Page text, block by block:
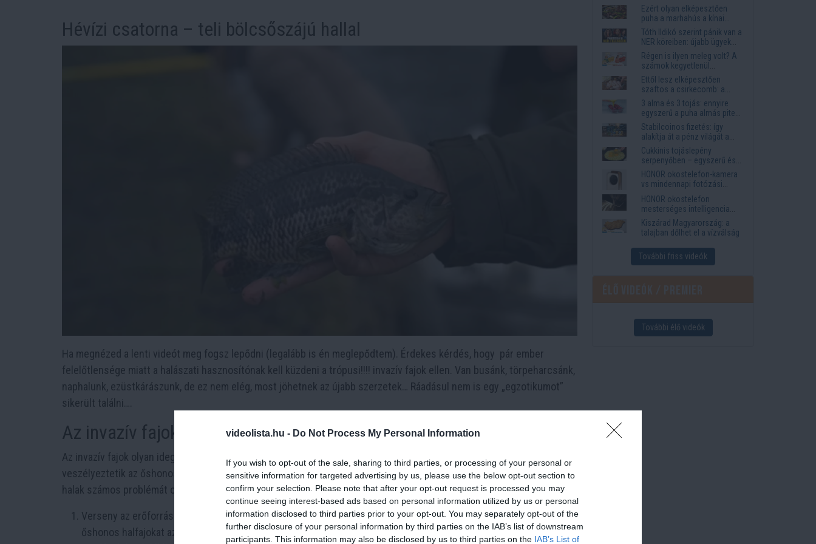
videolista.hu - Do Not Process My Personal Information
If you wish to opt-out of the sale, sharing to third parties, or processing of your personal or
sensitive information for targeted advertising by us, please use the below opt-out section to
confirm your selection. Please note that after your opt-out request is processed you may
continue seeing interest-based ads based on personal information utilized by us or personal
information disclosed to third parties prior to your opt-out. You may separately opt-out of the
further disclosure of your personal information by third parties on the IAB’s list of downstream
participants. This information may also be disclosed by us to third parties on the IAB’s List of
Hévízi csatorna – teli bölcsőszájú hallal
Ha megnézed a lenti videót meg fogsz lepődni (legalább is én meglepődtem). Érdekes kérdés, hogy pár ember
felelőtlensége miatt a halászati hasznosítónak kell küzdeni a trópusi!!!! invazív fajok ellen. Van busánk, törpeharcsánk,
naphalunk, ezüstkárászunk, de ez nem elég, most jöhetnek az újabb szerzetek… Ráadásul nem is egy „egzotikumot”
sikerült találni….
Az invazív fajok veszélyei
Az invazív fajok olyan idegen élőlények, amelyek természetes elterjedési területükön kívül telepednek meg, és ott
veszélyeztetik az őshonos fajokat, az ökoszisztémát vagy akár a gazdaságot. Az akvaristák által kiengedett trópusi
halak számos problémát okozhatnak:
Verseny az erőforrásokért: Az idegen fajok gyakran agresszívabbak, gyorsabban szaporodnak, és kiszoríthatják az
őshonos halfajokat az élelemért és élőhelyért folytatott versenyben.
Ezért olyan elképesztően
puha a marhahús a kínai
éttermekben
Tóth Ildikó szerint pánik van a
NER köreiben: újabb ügyek
kerülhetnek elő
Régen is ilyen meleg volt? A
számok kegyetlenül
lerombolják a nyári
nosztalgiát
Ettől lesz elképesztően
szaftos a csirkecomb: a
sörös pác a titok
3 alma és 3 tojás: ennyire
egyszerű a puha almás pite
titka
Stabilcoinos fizetés: így
alakítja át a pénz világát a
Visa, a Mastercard és a
Western Union
Cukkinis tojáslepény
serpenyőben – egyszerű és
laktató vacsora
HONOR okostelefon-kamera
vs mindennapi fotózási
igények
HONOR okostelefon
mesterséges intelligencia
funkciók, amelyek
megkönnyítik az életet
Kiszárad Magyarország: a
talajban dőlhet el a vízválság
További friss videók
További élő videók